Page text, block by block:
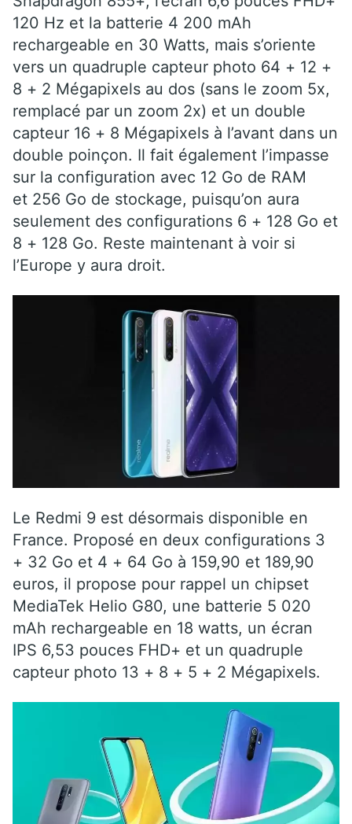
120 Hz et la batterie 4 200 mAh
rechargeable en 30 Watts, mais s’oriente
vers un quadruple capteur photo 64 + 12 +
8 + 2 Mégapixels au dos (sans le zoom 5x,
remplacé par un zoom 2x) et un double
capteur 16 + 8 Mégapixels à l’avant dans un
double poinçon. Il fait également l’impasse
sur la configuration avec 12 Go de RAM
et 256 Go de stockage, puisqu’on aura
seulement des configurations 6 + 128 Go et
8 + 128 Go. Reste maintenant à voir si
l’Europe y aura droit.
Le Redmi 9 est désormais disponible en
France. Proposé en deux configurations 3
+ 32 Go et 4 + 64 Go à 159,90 et 189,90
euros, il propose pour rappel un chipset
MediaTek Helio G80, une batterie 5 020
mAh rechargeable en 18 watts, un écran
IPS 6,53 pouces FHD+ et un quadruple
capteur photo 13 + 8 + 5 + 2 Mégapixels.